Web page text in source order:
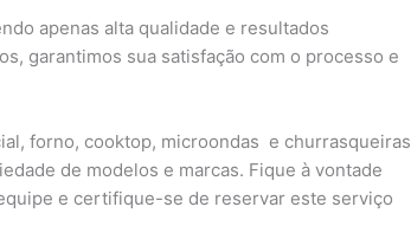
apenas alta qualidade e resultados
garantimos sua satisfação com o processo e
forno, cooktop, microondas e churrasqueiras
de modelos e marcas. Fique à vontade
e certifique-se de reservar este serviço